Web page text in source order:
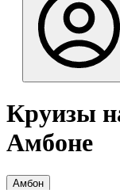
Круизы
Амбоне
Амбон